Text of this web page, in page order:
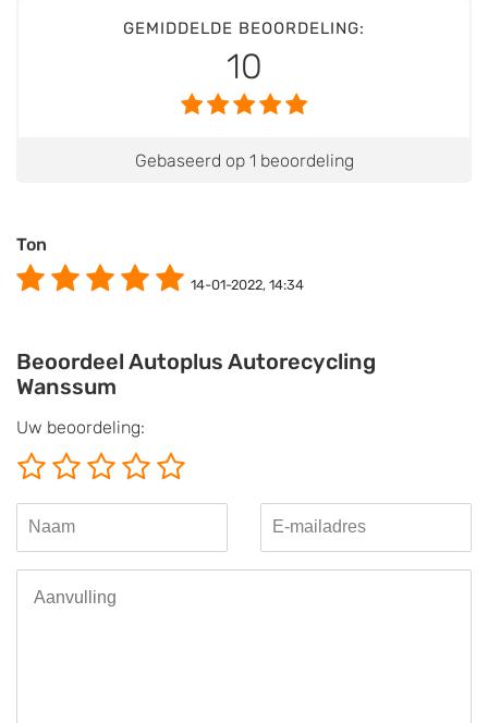
GEMIDDELDE BEOORDELING:
10
Gebaseerd op 1 beoordeling
Ton
14-01-2022, 14:34
Beoordeel Autoplus Autorecycling
Wanssum
Uw beoordeling: